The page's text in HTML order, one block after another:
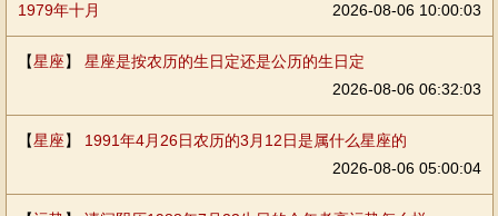
1979年十月
2026-08-06 10:00:03
【星座】 星座是按农历的生日定还是公历的生日定
2026-08-06 06:32:03
【星座】 1991年4月26日农历的3月12日是属什么星座的
2026-08-06 05:00:04